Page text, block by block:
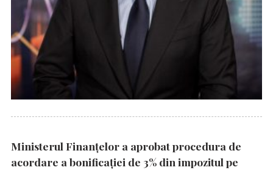
Ministerul Finanțelor a aprobat procedura de
acordare a bonificației de 3% din impozitul pe